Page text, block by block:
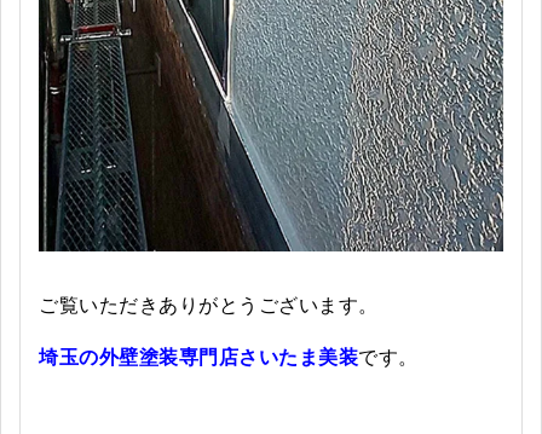
ご覧いただきありがとうございます。
埼玉の外壁塗装専門店さいたま美装です。